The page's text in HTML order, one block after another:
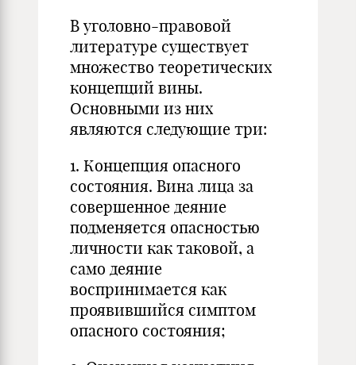
В уголовно-правовой
литературе существует
множество теоретических
концепций вины.
Основными из них
являются следующие три:
1. Концепция опасного
состояния. Вина лица за
совершенное деяние
подменяется опасностью
личности как таковой, а
само деяние
воспринимается как
проявившийся симптом
опасного состояния;